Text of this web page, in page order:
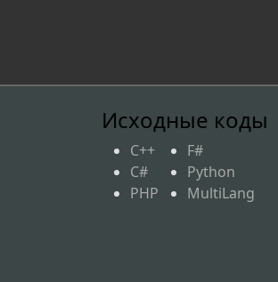
Исходные коды
C++
C#
PHP
F#
Python
MultiLang